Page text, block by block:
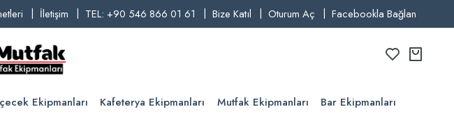
İletişim TEL: +90 546 866 01 61 Bize Katıl Oturum Aç Facebookla Bağlan
Ekipmanları Kafeterya Ekipmanları Mutfak Ekipmanları Bar Ekipmanları